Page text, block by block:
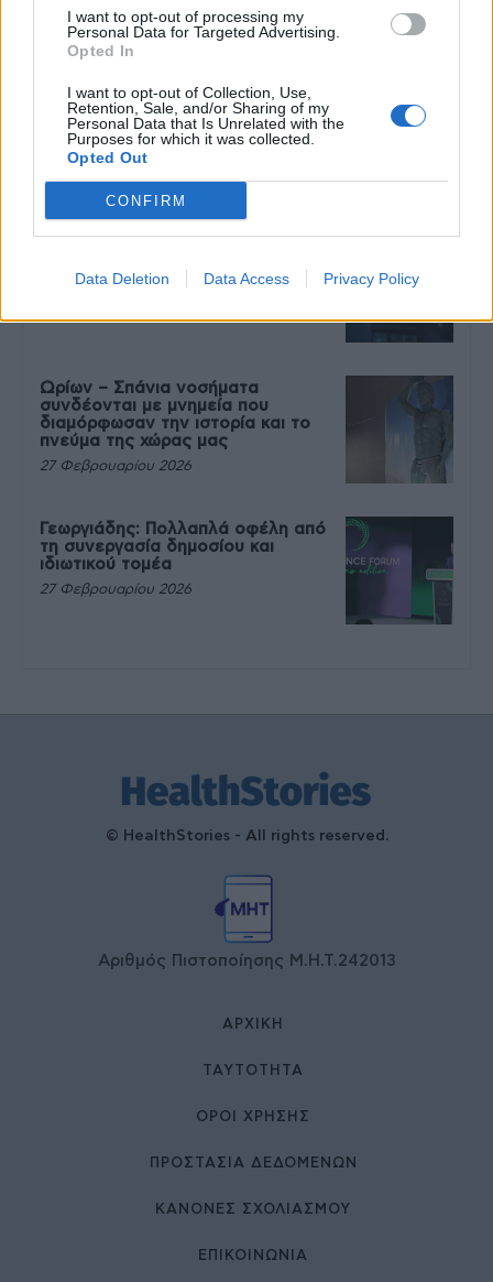
I want to opt-out of processing my
Personal Data for Targeted Advertising.
Opted In
I want to opt-out of Collection, Use,
Retention, Sale, and/or Sharing of my
Personal Data that Is Unrelated with the
Purposes for which it was collected.
Opted Out
CONFIRM
Data Deletion Data Access Privacy Policy
27 Φεβρουαρίου 2026
Πάνω από 100 μωρά έχουν
γεννηθεί μέσω εξωσωματικής, με
την υποστήριξη της Be-Live
27 Φεβρουαρίου 2026
πάντα μετά την άσκηση
Ωρίων – Σπάνια νοσήματα
συνδέονται με μνημεία που
διαμόρφωσαν την ιστορία και το
πνεύμα της χώρας μας
27 Φεβρουαρίου 2026
Γεωργιάδης: Πολλαπλά οφέλη από
τη συνεργασία δημοσίου και
ιδιωτικού τομέα
27 Φεβρουαρίου 2026
© HealthStories - All rights reserved.
Αριθμός Πιστοποίησης Μ.Η.Τ.242013
ΑΡΧΙΚΉ
ΤΑΥΤΌΤΗΤΑ
ΌΡΟΙ ΧΡΉΣΗΣ
ΠΡΟΣΤΑΣΙΑ ΔΕΔΟΜΕΝΩΝ
ΚΑΝΟΝΕΣ ΣΧΟΛΙΑΣΜΟΥ
ΕΠΙΚΟΙΝΩΝΊΑ